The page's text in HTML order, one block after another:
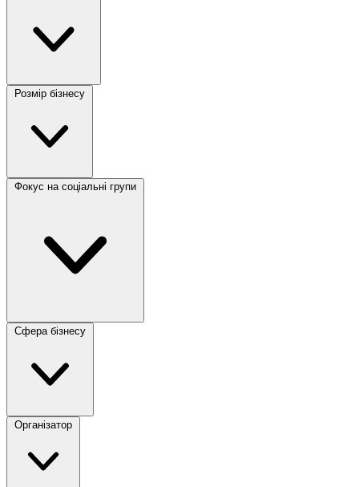
Розмір бізнесу
Фокус на соціальні групи
Сфера бізнесу
Організатор